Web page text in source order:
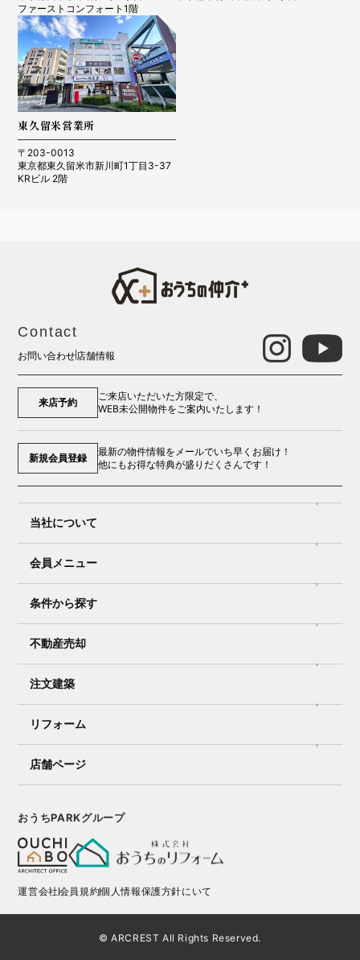
ファーストコンフォート1階
東久留米営業所
〒203-0013
東京都東久留米市新川町1丁目3-37
KRビル 2階
Contact
お問い合わせ 店舗情報
来店予約
ご来店いただいた方限定で、
WEB未公開物件をご案内いたします！
新規会員登録
最新の物件情報をメールでいち早くお届け！
他にもお得な特典が盛りだくさんです！
当社について
会員メニュー
条件から探す
不動産売却
注文建築
リフォーム
店舗ページ
おうちPARKグループ
運営会社会員規約個人情報保護方針にいて
© ARCREST All Rights Reserved.